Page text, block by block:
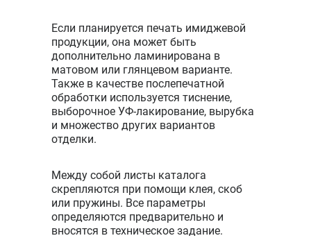
полос 4+4,
обложка -
меловання
бумага 300
г/м2, 4
полосы 4+4,
ламинация
1+0,
брошюровка
15250 ₽
Формат
210*297 мм,
блок -
Если планируется печать имиджевой
продукции, она может быть
дополнительно ламинирована в
матовом или глянцевом варианте.
Также в качестве послепечатной
обработки используется тиснение,
выборочное УФ-лакирование, вырубка
и множество других вариантов
отделки.
Между собой листы каталога
скрепляются при помощи клея, скоб
или пружины. Все параметры
определяются предварительно и
вносятся в техническое задание.